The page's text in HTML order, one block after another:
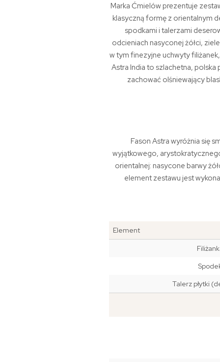
Marka Ćmielów prezentuje
klasyczną formę z orientalnym
spodkami i talerzami
odcieniach nasyconej żółci,
w tym finezyjne uchwyty
Astra India to szlachetna,
zachować olśniewający
Fason Astra wyróżnia się
wyjątkowego,
orientalnej: nasycone barwy
element zestawu jest
Element
Talerz płytki